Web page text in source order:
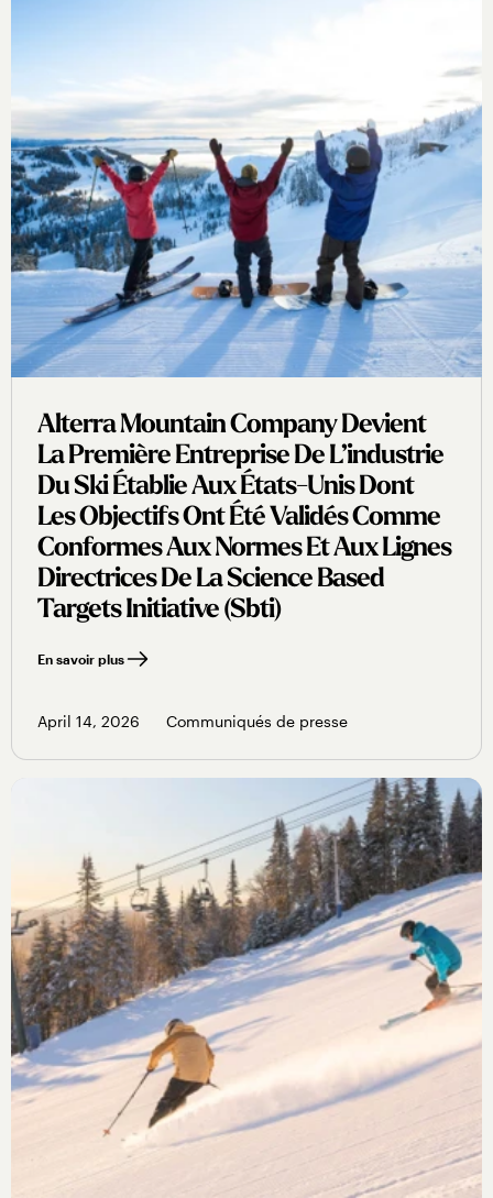
Alterra Mountain Company Devient
La Première Entreprise De L’industrie
Du Ski Établie Aux États-Unis Dont
Les Objectifs Ont Été Validés Comme
Conformes Aux Normes Et Aux Lignes
Directrices De La Science Based
Targets Initiative (sbti)
En savoir plus
April 14, 2026 Communiqués de presse